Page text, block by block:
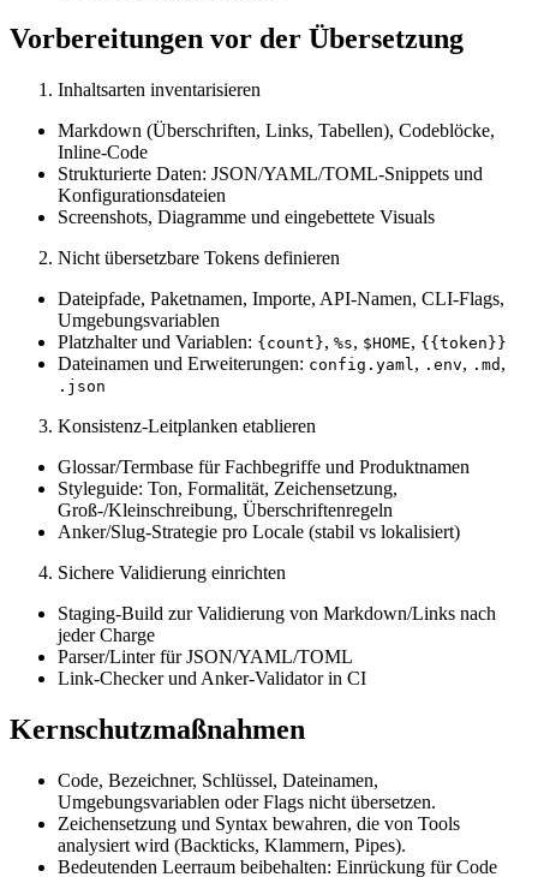
Vorbereitungen vor der Übersetzung
Inhaltsarten inventarisieren
Markdown (Überschriften, Links, Tabellen), Codeblöcke,
Inline-Code
Strukturierte Daten: JSON/YAML/TOML-Snippets und
Konfigurationsdateien
Screenshots, Diagramme und eingebettete Visuals
Nicht übersetzbare Tokens definieren
Dateipfade, Paketnamen, Importe, API-Namen, CLI-Flags,
Umgebungsvariablen
Platzhalter und Variablen: {count}, %s, $HOME, {{token}}
Dateinamen und Erweiterungen: config.yaml, .env, .md ,
.json
Konsistenz-Leitplanken etablieren
Glossar/Termbase für Fachbegriffe und Produktnamen
Styleguide: Ton, Formalität, Zeichensetzung,
Groß-/Kleinschreibung, Überschriftenregeln
Anker/Slug-Strategie pro Locale (stabil vs lokalisiert)
Sichere Validierung einrichten
Staging-Build zur Validierung von Markdown/Links nach
jeder Charge
Parser/Linter für JSON/YAML/TOML
Link-Checker und Anker-Validator in CI
Kernschutzmaßnahmen
Code, Bezeichner, Schlüssel, Dateinamen,
Umgebungsvariablen oder Flags nicht übersetzen.
Zeichensetzung und Syntax bewahren, die von Tools
analysiert wird (Backticks, Klammern, Pipes).
Bedeutenden Leerraum beibehalten: Einrückung für Code